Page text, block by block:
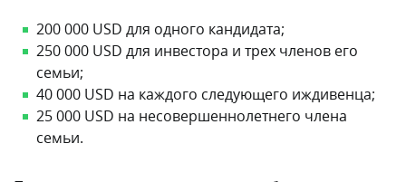
200 000 USD для одного кандидата;
250 000 USD для инвестора и трех членов его
семьи;
40 000 USD на каждого следующего иждивенца;
25 000 USD на несовершеннолетнего члена
семьи.